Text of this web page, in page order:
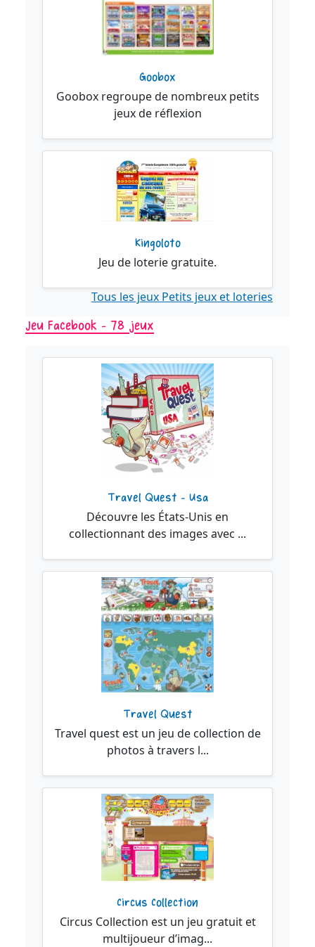
Goobox
Goobox regroupe de nombreux petits
jeux de réflexion
Kingoloto
Jeu de loterie gratuite.
Tous les jeux Petits jeux et loteries
Jeu Facebook - 78 jeux
Travel Quest - Usa
Découvre les États-Unis en
collectionnant des images avec ...
Travel Quest
Travel quest est un jeu de collection de
photos à travers l...
Circus Collection
Circus Collection est un jeu gratuit et
multijoueur d’imag...